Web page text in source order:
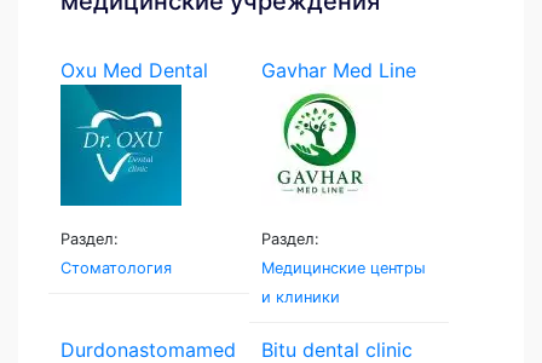
Oxu Med Dental
Раздел:
Стоматология
Gavhar Med Line
Раздел:
Медицинские центры
и клиники
Durdonastomamed Bitu dental clinic